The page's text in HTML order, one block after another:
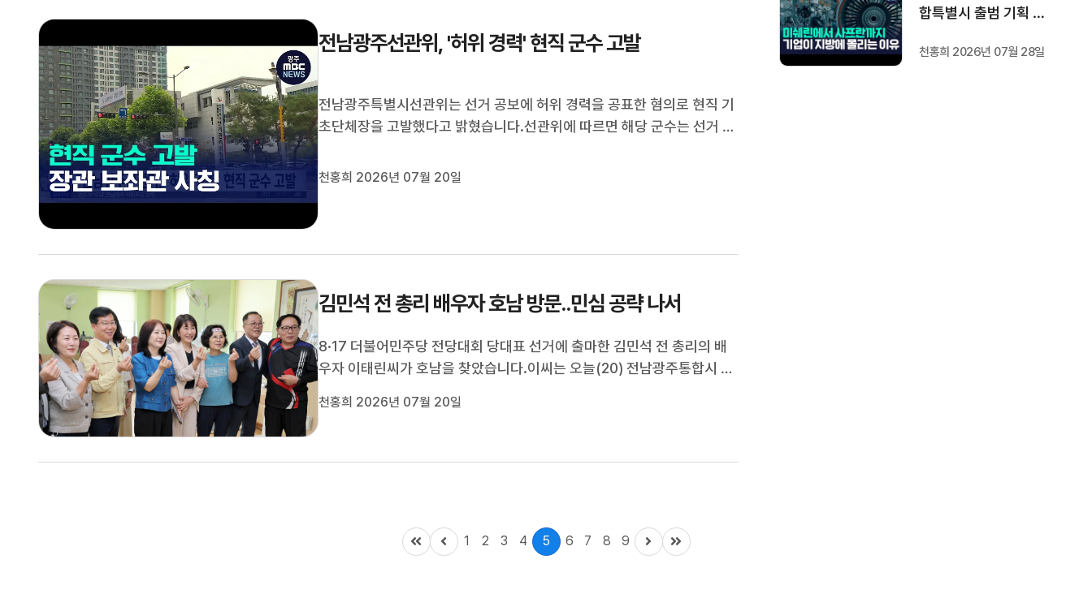
전남광주선관위, '허위 경력' 현직 군수 고발
전남광주특별시선관위는 선거 공보에 허위 경력을 공표한 혐의로 현직 기
초단체장을 고발했다고 밝혔습니다.선관위에 따르면 해당 군수는 선거 공
럼 허위 경력을 다수의 선거인에게 공표한 혐의를 받고 있습니다.선관위
천홍희 2026년 07월 20일
김민석 전 총리 배우자 호남 방문..민심 공략 나서
8·17 더불어민주당 전당대회 당대표 선거에 출마한 김민석 전 총리의 배
우자 이태린씨가 호남을 찾았습니다.이씨는 오늘(20) 전남광주통합시 광
니다.한편 다음 달(8) 치러지는 민주당 당대표 선거에는 김민석, 고민정,
천홍희 2026년 07월 20일
합특별시 출범 기획 보
지방이 주도한 투자..'유
천홍희 2026년 07월 28일
1 2 3 4 5 6 7 8 9